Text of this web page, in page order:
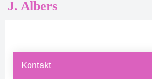
J. Albers
Kontakt